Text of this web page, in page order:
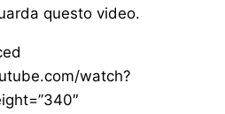
questo video.
watch?